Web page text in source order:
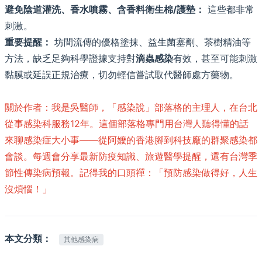
避免陰道灌洗、香水噴霧、含香料衛生棉/護墊： 這些都非常
刺激。
重要提醒： 坊間流傳的優格塗抹、益生菌塞劑、茶樹精油等
方法，缺乏足夠科學證據支持對滴蟲感染有效，甚至可能刺激
黏膜或延誤正規治療，切勿輕信嘗試取代醫師處方藥物。
關於作者：我是吳醫師，「感染說」部落格的主理人，在台北
從事感染科服務12年。這個部落格專門用台灣人聽得懂的話
來聊感染症大小事——從阿嬤的香港腳到科技廠的群聚感染都
會談。每週會分享最新防疫知識、旅遊醫學提醒，還有台灣季
節性傳染病預報。記得我的口頭禪：「預防感染做得好，人生
沒煩惱！」
本文分類： 其他感染病